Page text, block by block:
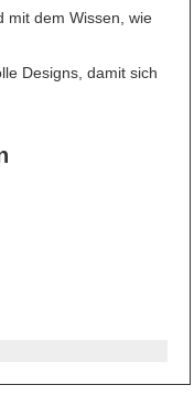
mit dem Wissen, wie
Designs, damit sich